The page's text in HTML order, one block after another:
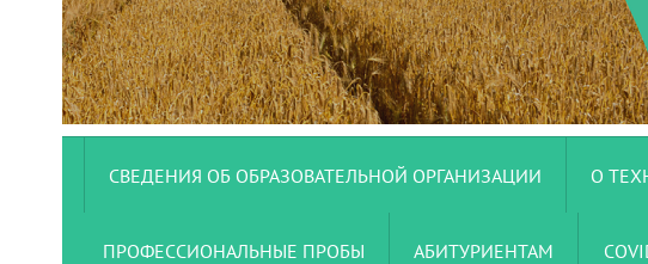
СВЕДЕНИЯ ОБ ОБРАЗОВАТЕЛЬНОЙ ОРГАНИЗАЦИИ О
ПРОФЕССИОНАЛЬНЫЕ ПРОБЫ АБИТУРИЕНТАМ